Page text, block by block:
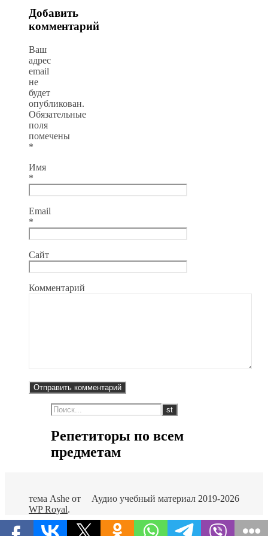
Добавить
комментарий
Ваш
адрес
email
не
будет
опубликован.
Обязательные
поля
помечены
*
Имя
*
Email
*
Сайт
Комментарий
Репетиторы по всем
предметам
Аудио учебный материал 2019-2026
тема Ashe от
WP Royal.